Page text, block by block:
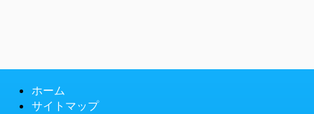
ホーム
サイトマップ